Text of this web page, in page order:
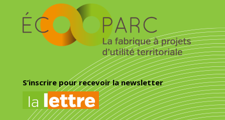
S’inscrire pour recevoir la newsletter